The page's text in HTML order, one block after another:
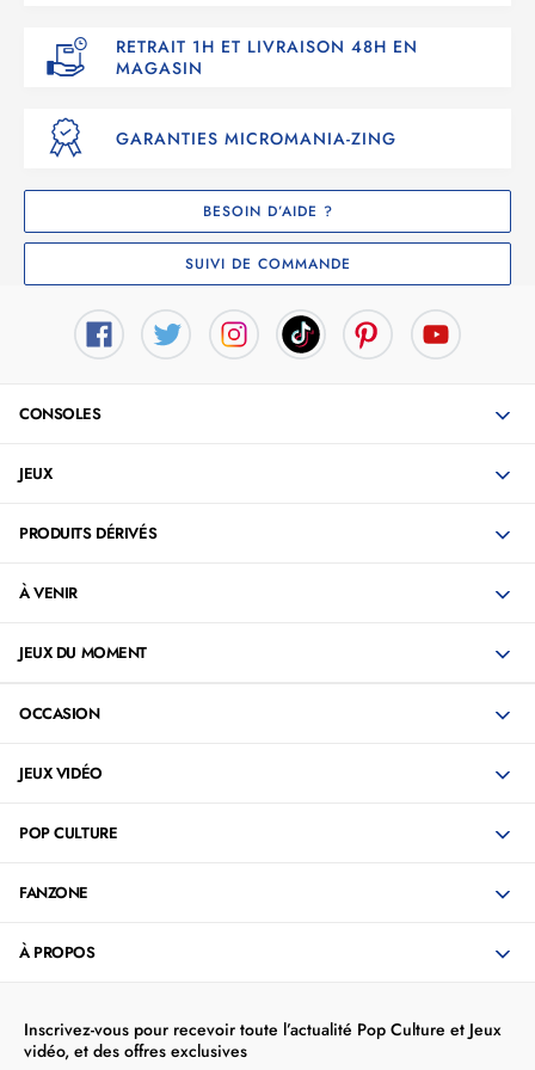
RETRAIT 1H ET LIVRAISON 48H EN
MAGASIN
GARANTIES MICROMANIA-ZING
BESOIN D’AIDE ?
SUIVI DE COMMANDE
CONSOLES
JEUX
PRODUITS DÉRIVÉS
À VENIR
JEUX DU MOMENT
OCCASION
JEUX VIDÉO
POP CULTURE
FANZONE
À PROPOS
Inscrivez-vous pour recevoir toute l’actualité Pop Culture et Jeux
vidéo, et des offres exclusives